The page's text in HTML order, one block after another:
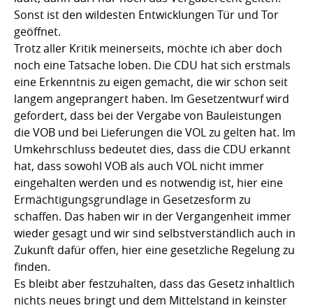
Sonst ist den wildesten Entwicklungen Tür und Tor
geöffnet.
Trotz aller Kritik meinerseits, möchte ich aber doch
noch eine Tatsache loben. Die CDU hat sich erstmals
eine Erkenntnis zu eigen gemacht, die wir schon seit
langem angeprangert haben. Im Gesetzentwurf wird
gefordert, dass bei der Vergabe von Bauleistungen
die VOB und bei Lieferungen die VOL zu gelten hat. Im
Umkehrschluss bedeutet dies, dass die CDU erkannt
hat, dass sowohl VOB als auch VOL nicht immer
eingehalten werden und es notwendig ist, hier eine
Ermächtigungsgrundlage in Gesetzesform zu
schaffen. Das haben wir in der Vergangenheit immer
wieder gesagt und wir sind selbstverständlich auch in
Zukunft dafür offen, hier eine gesetzliche Regelung zu
finden.
Es bleibt aber festzuhalten, dass das Gesetz inhaltlich
nichts neues bringt und dem Mittelstand in keinster